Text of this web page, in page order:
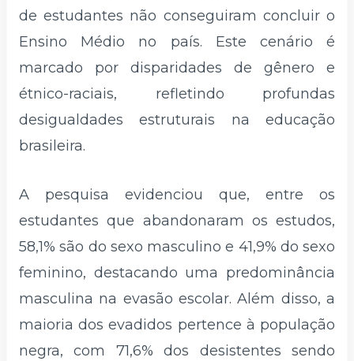
de estudantes não conseguiram concluir o
Ensino Médio no país. Este cenário é
marcado por disparidades de gênero e
étnico-raciais, refletindo profundas
desigualdades estruturais na educação
brasileira.
A pesquisa evidenciou que, entre os
estudantes que abandonaram os estudos,
58,1% são do sexo masculino e 41,9% do sexo
feminino, destacando uma predominância
masculina na evasão escolar. Além disso, a
maioria dos evadidos pertence à população
negra, com 71,6% dos desistentes sendo